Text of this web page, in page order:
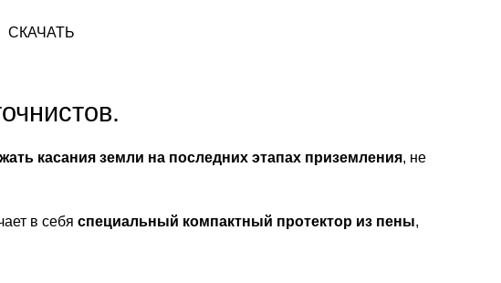
СКАЧАТЬ
касания земли на последних этапах приземления, не
в себя специальный компактный протектор из пены,